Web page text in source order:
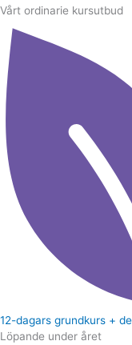
Vårt ordinarie kursutbud
12-dagars grundkurs +
Löpande under året